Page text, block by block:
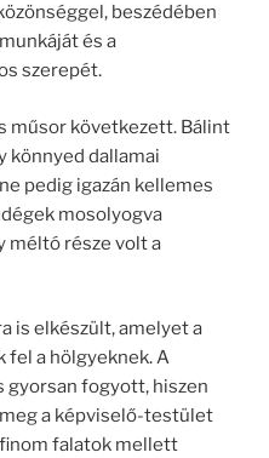
beszédében
és a
szerepét.
műsor következett. Bálint
könnyed dallamai
pedig igazán kellemes
mosolyogva
méltó része volt a
is elkészült, amelyet a
fel a hölgyeknek. A
gyorsan fogyott, hiszen
a képviselő-testület
falatok mellett